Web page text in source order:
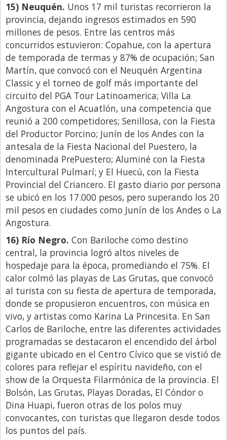
15) Neuquén. Unos 17 mil turistas recorrieron la
provincia, dejando ingresos estimados en 590
millones de pesos. Entre las centros más
concurridos estuvieron: Copahue, con la apertura
de temporada de termas y 87% de ocupación; San
Martín, que convocó con el Neuquén Argentina
Classic y el torneo de golf más importante del
circuito del PGA Tour Latinoamerica; Villa La
Angostura con el Acuatlón, una competencia que
reunió a 200 competidores; Senillosa, con la Fiesta
del Productor Porcino; Junín de los Andes con la
antesala de la Fiesta Nacional del Puestero, la
denominada PrePuestero; Aluminé con la Fiesta
Intercultural Pulmarí; y El Huecú, con la Fiesta
Provincial del Criancero. El gasto diario por persona
se ubicó en los 17.000 pesos, pero superando los 20
mil pesos en ciudades como Junín de los Andes o La
Angostura.
16) Río Negro. Con Bariloche como destino
central, la provincia logró altos niveles de
hospedaje para la época, promediando el 75%. El
calor colmó las playas de Las Grutas, que convocó
al turista con su fiesta de apertura de temporada,
donde se propusieron encuentros, con música en
vivo, y artistas como Karina La Princesita. En San
Carlos de Bariloche, entre las diferentes actividades
programadas se destacaron el encendido del árbol
gigante ubicado en el Centro Cívico que se vistió de
colores para reflejar el espíritu navideño, con el
show de la Orquesta Filarmónica de la provincia. El
Bolsón, Las Grutas, Playas Doradas, El Cóndor o
Dina Huapi, fueron otras de los polos muy
convocantes, con turistas que llegaron desde todos
los puntos del país.